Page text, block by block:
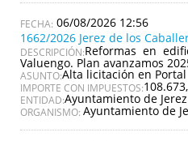
06/08/2026 12:56
1662/2026 Jerez de los
DESCRIPCIÓN:Reformas en
Valuengo. Plan avanzamos
ASUNTO:Alta licitación en Portal
IMPORTE CON IMPUESTOS:
ENTIDAD:Ayuntamiento de
ORGANISMO: Ayuntamiento de